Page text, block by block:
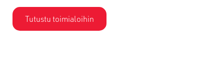
Tutustu toimialoihin